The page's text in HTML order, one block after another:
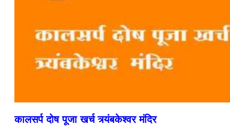
कालसर्प दोष पूजा खर्च त्र्यंबकेश्वर मंदिर